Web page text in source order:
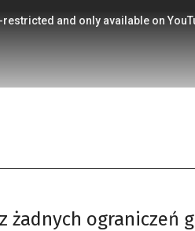
żadnych ograniczeń